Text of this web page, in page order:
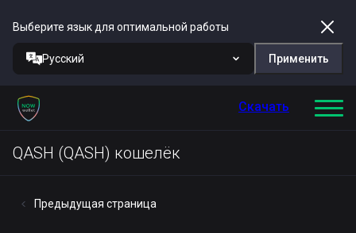
Выберите язык для оптимальной работы
Русский Применить
Скачать
QASH (QASH) кошелёк
Предыдущая страница